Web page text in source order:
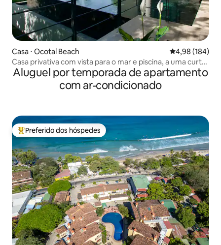
Casa ⋅ Ocotal Beach 4,98 de uma
4,98 (184)
Casa privativa com vista para o mar e piscina, a uma curta
caminhada da praia!
Aluguel por temporada de apartamento
com ar-condicionado
Entre os melhores preferidos dos hóspedes
Preferido dos hóspedes